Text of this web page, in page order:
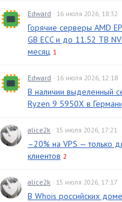
Edward · 16 июля 2026, 18:32
Горячие серверы AMD
GB ECC и до 11.52 TB
месяц 1
Edward · 16 июля 2026, 12:18
В наличии выделенный
Ryzen 9 5950X в
alice2k · 15 июля 2026, 17:21
–20% на VPS — только
клиентов 2
alice2k · 15 июля 2026, 17:17
В Whois российских